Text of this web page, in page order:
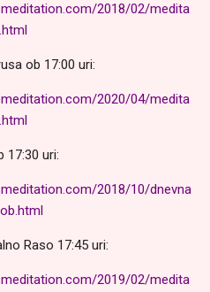
2018/02/medita
ob 17:00 uri:
2020/04/medita
17:30 uri:
2018/10/dnevna
Raso 17:45 uri:
2019/02/medita